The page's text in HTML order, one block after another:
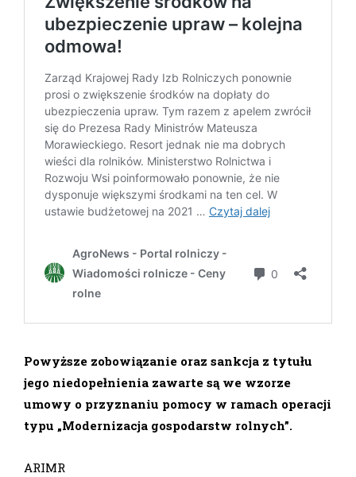
Powyższe zobowiązanie oraz sankcja z tytułu
jego niedopełnienia zawarte są we wzorze
umowy o przyznaniu pomocy w ramach operacji
typu „Modernizacja gospodarstw rolnych”.
ARIMR